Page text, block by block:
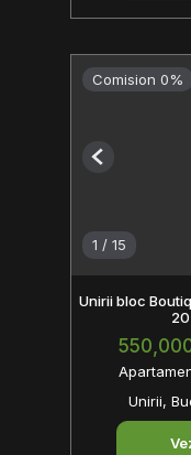
Comision 0%
1 / 15
Previous
Unirii bloc
Unirii,